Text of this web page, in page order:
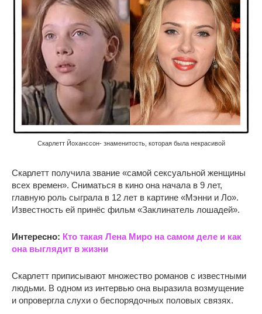
Скарлетт Йоханссон- знаменитость, которая была некрасивой
Скарлетт получила звание «самой сексуальной женщины
всех времен». Сниматься в кино она начала в 9 лет,
главную роль сыграла в 12 лет в картине «Мэнни и Ло».
Известность ей принёс фильм «Заклинатель лошадей».
Интересно: Кто такая Лена Миро на самом деле и как
она выглядит в жизни
Скарлетт приписывают множество романов с известными
людьми. В одном из интервью она выразила возмущение
и опровергла слухи о беспорядочных половых связях.